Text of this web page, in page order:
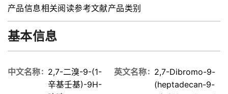
产品信息相关阅读参考文献产品类别
基本信息
中文名称
2,7-二溴-9-(1-
辛基壬基)-9H-
英文名称
2,7-Dibromo-9-
(heptadecan-9-